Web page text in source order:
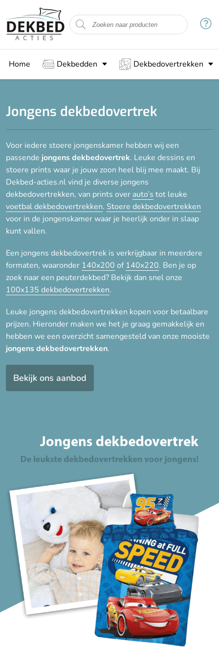
Home Dekbedden Dekbedovertrekken
Jongens dekbedovertrek
Voor iedere stoere jongenskamer hebben wij een
passende jongens dekbedovertrek. Leuke dessins en
stoere prints waar je jouw zoon heel blij mee maakt. Bij
Dekbed-acties.nl vind je diverse jongens
dekbedovertrekken, van prints over auto’s tot leuke
voetbal dekbedovertrekken. Stoere dekbedovertrekken
voor in de jongenskamer waar je heerlijk onder in slaap
kunt vallen.
Een jongens dekbedovertrek is verkrijgbaar in meerdere
formaten, waaronder 140x200 of 140x220. Ben je op
zoek naar een peuterdekbed? Bekijk dan snel onze
100x135 dekbedovertrekken.
Leuke jongens dekbedovertrekken kopen voor betaalbare
prijzen. Hieronder maken we het je graag gemakkelijk en
hebben we een overzicht samengesteld van onze mooiste
jongens dekbedovertrekken.
Bekijk ons aanbod
Filteren
Maat
Kinder overtrek (140x200)
Lits-jumeaux (240x200/220)
Stof
Gemengd katoen
Katoen
Katoen-satijn
Katoen-twill
Microvezel
Teddy microfleece
Jongens
Kinderdekbedovertrek
Meisjes
Merk
Sleeptime
Met brede instopstrook
Lengte incl. instopstrook
240 cm